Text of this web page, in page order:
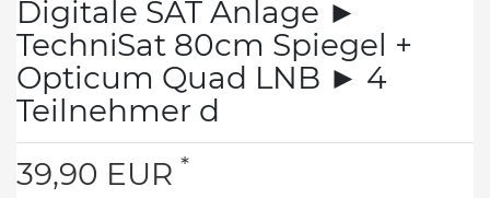
Digitale SAT Anlage ►
TechniSat 80cm Spiegel +
Opticum Quad LNB ► 4
Teilnehmer d
39,90 EUR *